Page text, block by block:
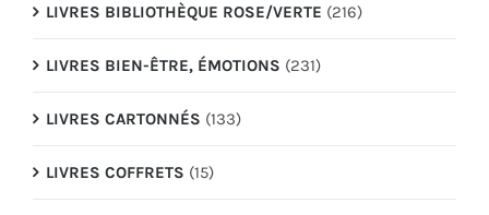
LIVRES BIBLIOTHÈQUE ROSE/VERTE (216)
LIVRES BIEN-ÊTRE, ÉMOTIONS (231)
LIVRES CARTONNÉS (133)
LIVRES COFFRETS (15)